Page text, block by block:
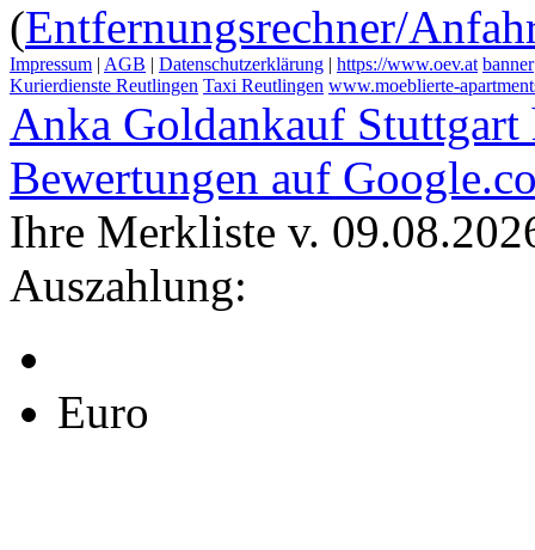
(Entfernungsrechner/
Impressum | AGB | Datenschutzerklärung | https://www.oev.at banner
Kurierdienste Reutlingen Taxi Reutlingen www.moeblierte-
Anka Goldankauf Stuttgart
Bewertungen auf
Ihre Merkliste v.
Auszahlung:
Euro